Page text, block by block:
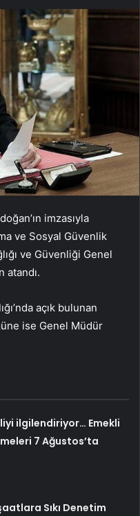
imzasıyla
ve Sosyal Güvenlik
ve Güvenliği Genel
atandı.
açık bulunan
ise Genel Müdür
ilgilendiriyor… Emekli
7 Ağustos’ta
Sıkı Denetim